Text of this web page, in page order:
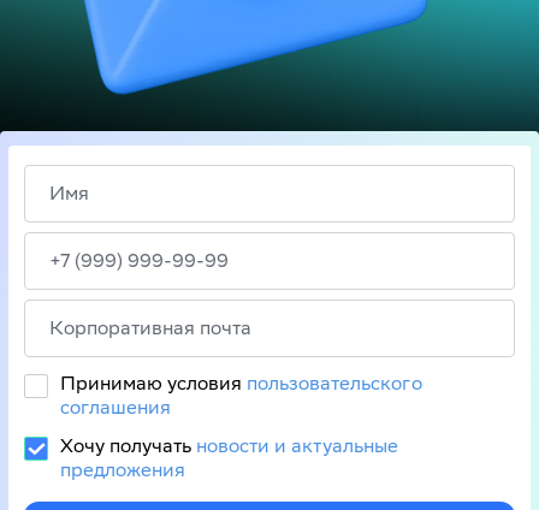
Принимаю условия пользовательского
соглашения
Хочу получать новости и актуальные
предложения